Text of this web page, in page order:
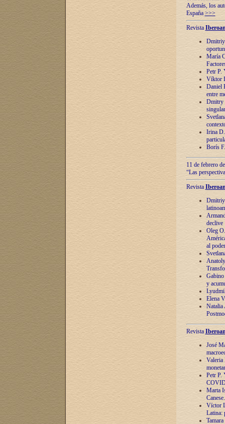
Además, los
España >>>
Revista
Dmitriy
María
Petr P.
Víktor
Daniel
entre
Dmitry
Irina
Borís
11 de febrero
“Las
Revista
Dmitriy
declive
Oleg
al poder
y
Elena
Natalia
Revista
José
Valeria
Petr P.
Marta
Víctor
Latina: